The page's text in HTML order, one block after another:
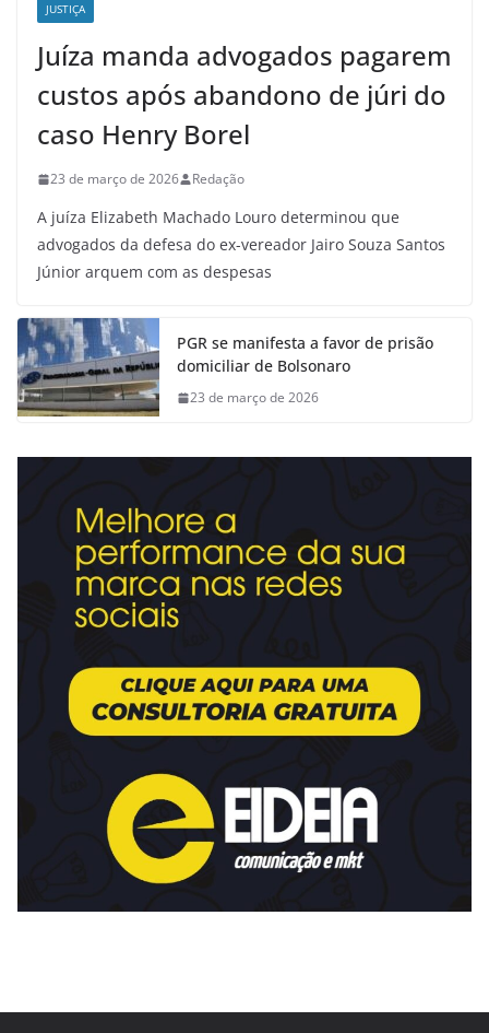
JUSTIÇA
Juíza manda advogados pagarem
custos após abandono de júri do
caso Henry Borel
23 de março de 2026 Redação
A juíza Elizabeth Machado Louro determinou que
advogados da defesa do ex-vereador Jairo Souza Santos
Júnior arquem com as despesas
PGR se manifesta a favor de prisão
domiciliar de Bolsonaro
23 de março de 2026